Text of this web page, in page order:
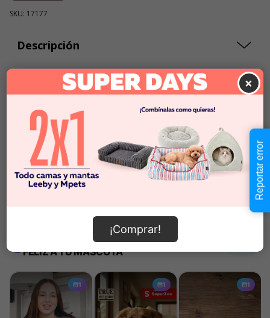
SKU: 17177
Descripción
Cantidad:
-
Añadir al carrito
Información de envío
×
¡Comprar!
Reportar error